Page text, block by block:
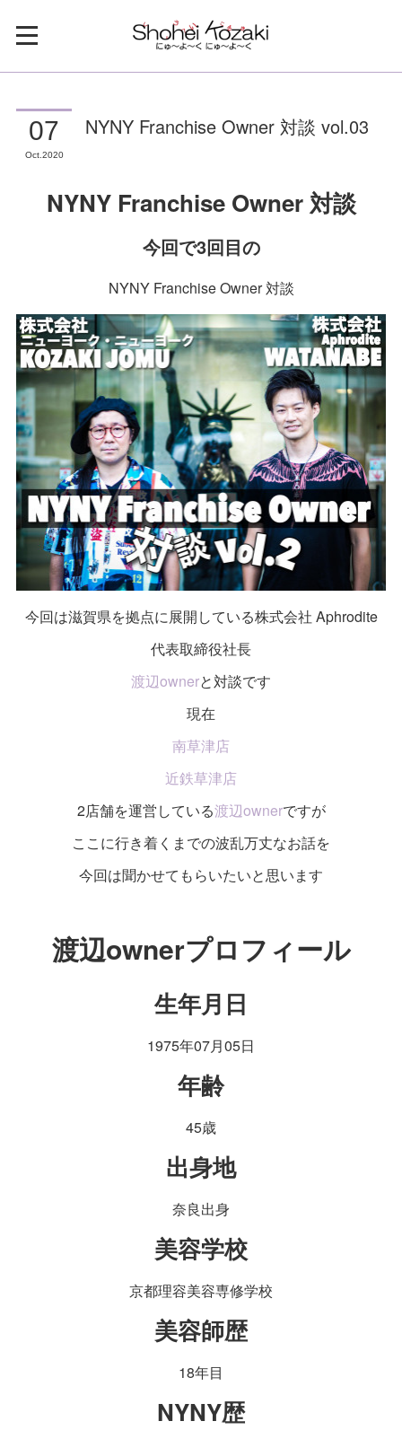
07
Oct 2020
NYNY Franchise Owner 対談 vol.03
NYNY Franchise Owner 対談
今回で3回目の
NYNY Franchise Owner 対談
今回は滋賀県を拠点に展開している株式会社 Aphrodite
代表取締役社長
渡辺ownerと対談です
現在
南草津店
近鉄草津店
2店舗を運営している渡辺ownerですが
ここに行き着くまでの波乱万丈なお話を
今回は聞かせてもらいたいと思います
渡辺ownerプロフィール
生年月日
1975年07月05日
年齢
45歳
出身地
奈良出身
美容学校
京都理容美容専修学校
美容師歴
18年目
NYNY歴